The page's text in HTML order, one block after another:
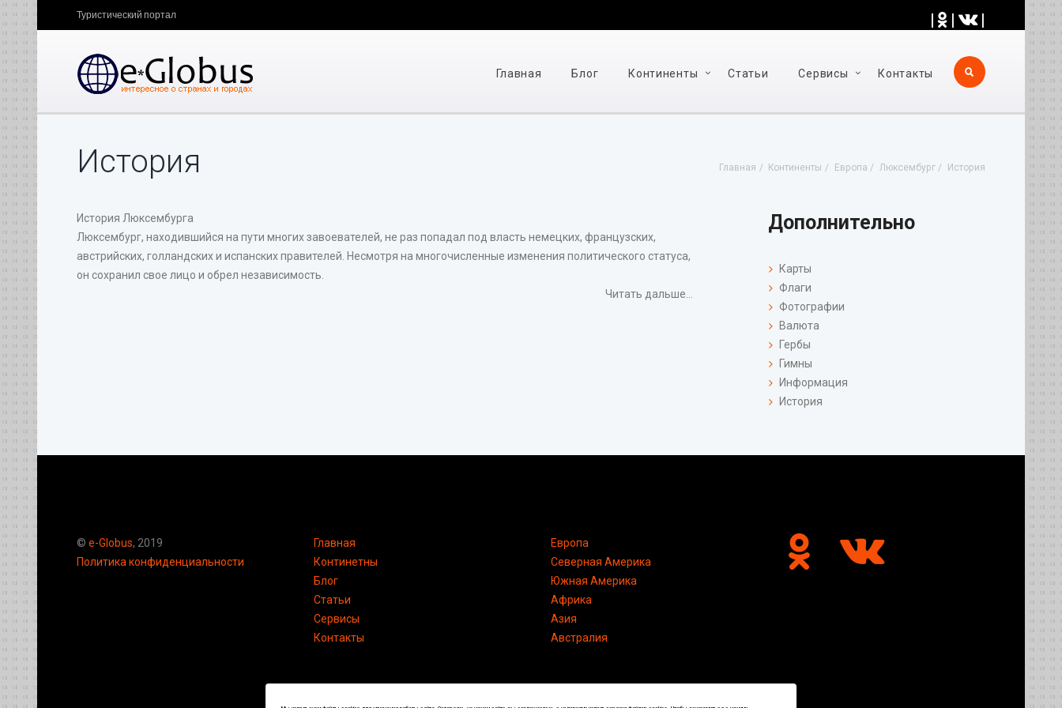
| | |
Туристический портал
Главная Блог Континенты Статьи Cервисы Контакты
Главная Континенты Европа Люксембург История
История
История Люксембурга
Люксембург, находившийся на пути многих завоевателей, не раз попадал под власть немецких, французских,
австрийских, голландских и испанских правителей. Несмотря на многочисленные изменения политического статуса,
он сохранил свое лицо и обрел независимость.
Читать дальше...
Дополнительно
Карты
Флаги
Фотографии
Валюта
Гербы
Гимны
Информация
История
© e-Globus, 2019
Политика конфиденциальности
Главная
Континетны
Блог
Статьи
Сервисы
Контакты
Европа
Северная Америка
Южная Америка
Африка
Азия
Австралия